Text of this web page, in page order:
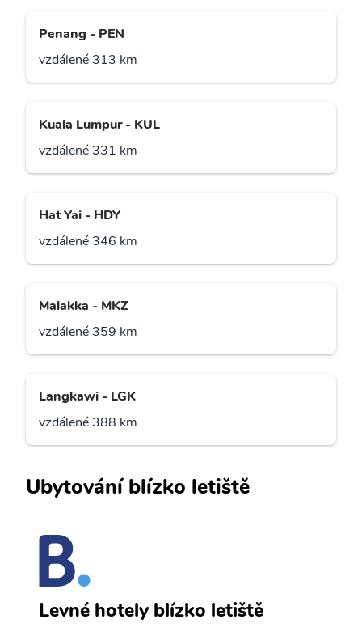
Penang - PEN
vzdálené 313 km
Kuala Lumpur - KUL
vzdálené 331 km
Hat Yai - HDY
vzdálené 346 km
Malakka - MKZ
vzdálené 359 km
Langkawi - LGK
vzdálené 388 km
Ubytování blízko letiště
Levné hotely blízko letiště